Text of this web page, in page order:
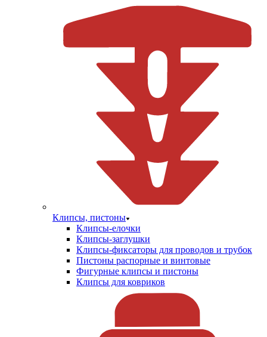
Клипсы, пистоны
Клипсы-елочки
Клипсы-заглушки
Клипсы-фиксаторы для проводов и трубок
Пистоны распорные и винтовые
Фигурные клипсы и пистоны
Клипсы для ковриков